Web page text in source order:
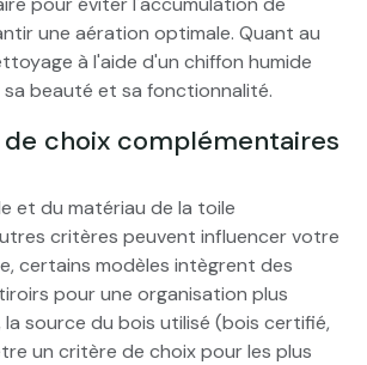
une aération optimale. Quant au
à l'aide d'un chiffon humide
beauté et sa fonctionnalité.
choix complémentaires
et du matériau de la toile
critères peuvent influencer votre
certains modèles intègrent des
pour une organisation plus
la source du bois utilisé (bois certifié,
un critère de choix pour les plus